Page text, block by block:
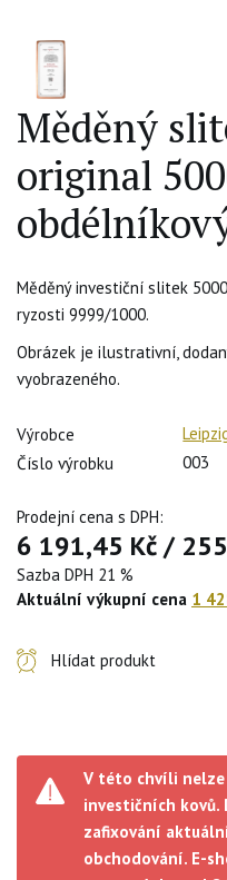
Měděný
original
Měděný investiční slitek
ryzosti 9999/1000.
Obrázek je ilustrativní,
vyobrazeného.
Výrobce
Číslo výrobku
003
Prodejní cena s DPH:
6 191,45 Kč/
Sazba DPH 21 %
Aktuální výkupní cena 1
Hlídat produkt
V této chvíli
investičních kovů.
zafixování
obchodování. E-